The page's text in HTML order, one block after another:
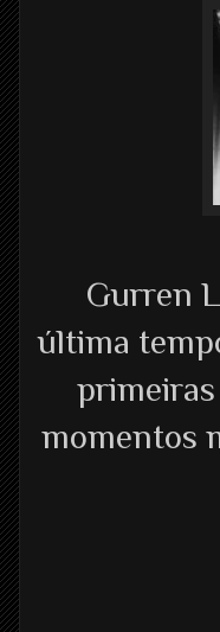
Gurren
última
momentos